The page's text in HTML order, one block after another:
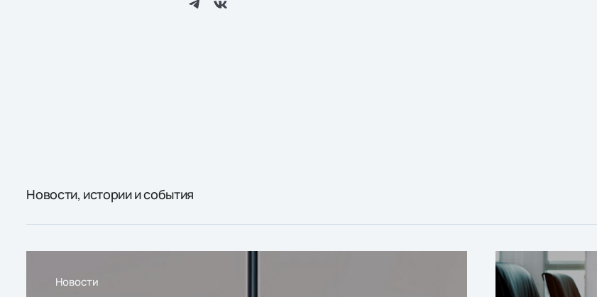
Новости, истории и события
Новости